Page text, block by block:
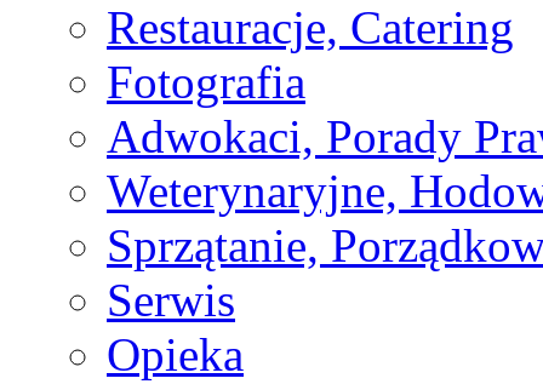
Restauracje, Catering
Fotografia
Adwokaci, Porady
Weterynaryjne,
Sprzątanie,
Serwis
Opieka